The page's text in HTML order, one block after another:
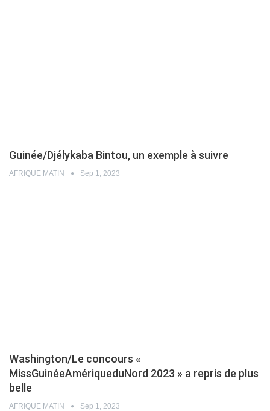
Guinée/Djélykaba Bintou, un exemple à suivre
AFRIQUE MATIN Sep 1, 2023
Washington/Le concours «
MissGuinéeAmériqueduNord 2023 » a repris de plus
belle
AFRIQUE MATIN Sep 1, 2023